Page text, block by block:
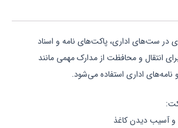
در ست‌های اداری، پاکت‌های نامه و اسناد
انتقال و محافظت از مدارک مهمی مانند
و نامه‌های اداری استفاده می‌شود.
و آسیب دیدن کاغذ